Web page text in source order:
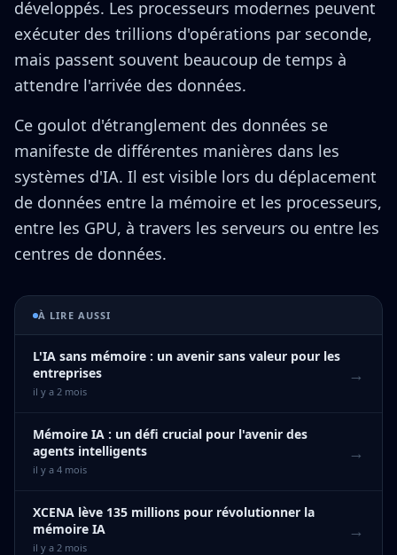
développés. Les processeurs modernes peuvent
exécuter des trillions d'opérations par seconde,
mais passent souvent beaucoup de temps à
attendre l'arrivée des données.
Ce goulot d'étranglement des données se
manifeste de différentes manières dans les
systèmes d'IA. Il est visible lors du déplacement
de données entre la mémoire et les processeurs,
entre les GPU, à travers les serveurs ou entre les
centres de données.
À LIRE AUSSI
L'IA sans mémoire : un avenir sans valeur pour les
entreprises
il y a 2 mois
→
Mémoire IA : un défi crucial pour l'avenir des
agents intelligents
il y a 4 mois
→
XCENA lève 135 millions pour révolutionner la
mémoire IA
il y a 2 mois
→